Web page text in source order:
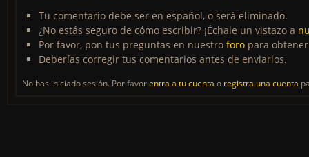
Tu comentario debe ser en español, o será eliminado.
¿No estás seguro de cómo escribir? ¡Échale un vistazo a
Por favor, pon tus preguntas en nuestro foro para
Deberías corregir tus comentarios antes de enviarlos.
No has iniciado sesión. Por favorentra a tu cuenta o registra una cuenta